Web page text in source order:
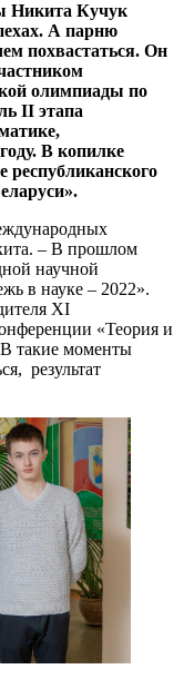
Никита Кучук
А парню
похвастаться. Он
олимпиады по
II этапа
В копилке
республиканского
– В прошлом
научной
в науке – 2022».
ХI
«Теория и
такие моменты
результат